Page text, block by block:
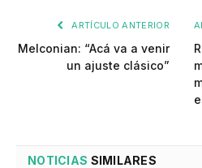
ARTÍCULO ANTERIOR
Melconian: “Acá va a venir
un ajuste clásico”
NOTICIAS SIMILARES